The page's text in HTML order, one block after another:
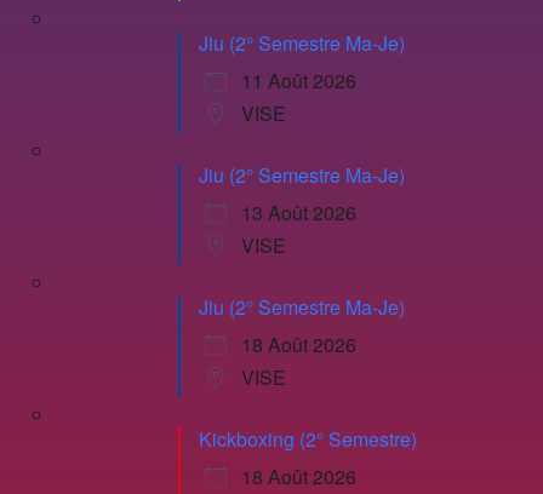
Jiu (2° Semestre Ma-Je)
11 Août 2026
VISE
Jiu (2° Semestre Ma-Je)
13 Août 2026
VISE
Jiu (2° Semestre Ma-Je)
18 Août 2026
VISE
Kickboxing (2° Semestre)
18 Août 2026